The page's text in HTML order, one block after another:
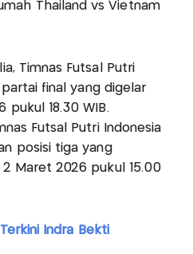
Thailand vs Vietnam
Timnas Futsal Putri
final yang digelar
pukul 18.30 WIB.
Futsal Putri Indonesia
posisi tiga yang
2 Maret 2026 pukul 15.00
Indra Bekti